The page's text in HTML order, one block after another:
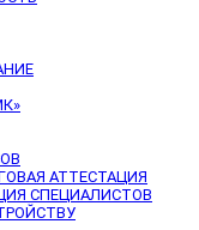
АТТЕСТАЦИЯ
СПЕЦИАЛИСТОВ